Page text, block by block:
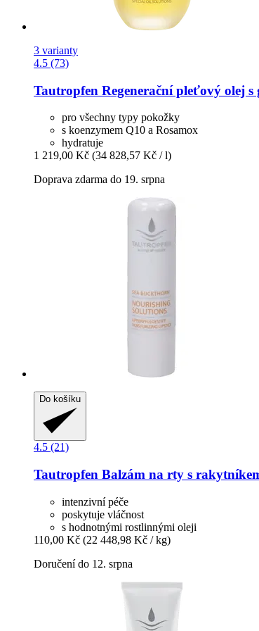
3 varianty
4.5 (73)
Tautropfen Regenerační pleťový olej
pro všechny typy pokožky
s koenzymem Q10 a Rosamox
hydratuje
1 219,00 Kč (34 828,57 Kč / l)
Doprava zdarma do 19. srpna
Do košíku
4.5 (21)
Tautropfen Balzám na rty s
intenzivní péče
poskytuje vláčnost
s hodnotnými rostlinnými oleji
110,00 Kč (22 448,98 Kč / kg)
Doručení do 12. srpna